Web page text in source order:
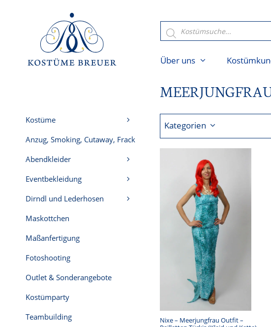
Products
search
Über uns
Kategorien
Nixe – Meerjungfrau Outfit –
Kostüme
Anzug, Smoking, Cutaway, Frack
Abendkleider
Eventbekleidung
Dirndl und Lederhosen
Maskottchen
Maßanfertigung
Fotoshooting
Outlet & Sonderangebote
Kostümparty
Teambuilding